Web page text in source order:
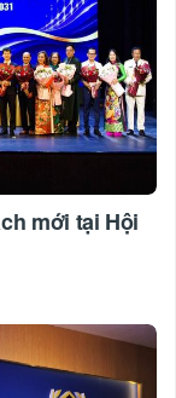
mới tại Hội